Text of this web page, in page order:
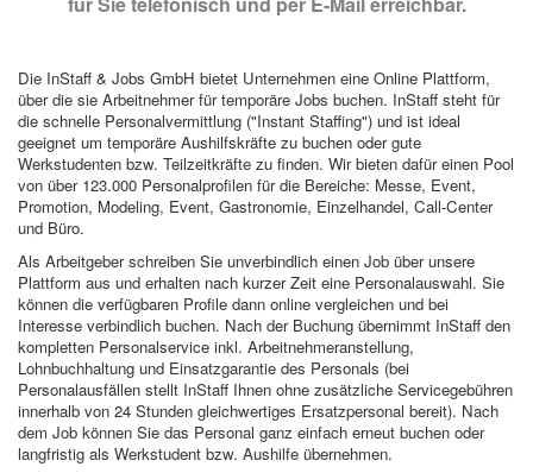
Die InStaff & Jobs GmbH bietet Unternehmen eine Online Plattform,
über die sie Arbeitnehmer für temporäre Jobs buchen. InStaff steht für
die schnelle Personalvermittlung ("Instant Staffing") und ist ideal
geeignet um temporäre Aushilfskräfte zu buchen oder gute
Werkstudenten bzw. Teilzeitkräfte zu finden. Wir bieten dafür einen Pool
von über 123.000 Personalprofilen für die Bereiche: Messe, Event,
Promotion, Modeling, Event, Gastronomie, Einzelhandel, Call-Center
und Büro.
Als Arbeitgeber schreiben Sie unverbindlich einen Job über unsere
Plattform aus und erhalten nach kurzer Zeit eine Personalauswahl. Sie
können die verfügbaren Profile dann online vergleichen und bei
Interesse verbindlich buchen. Nach der Buchung übernimmt InStaff den
kompletten Personalservice inkl. Arbeitnehmeranstellung,
Lohnbuchhaltung und Einsatzgarantie des Personals (bei
Personalausfällen stellt InStaff Ihnen ohne zusätzliche Servicegebühren
innerhalb von 24 Stunden gleichwertiges Ersatzpersonal bereit). Nach
dem Job können Sie das Personal ganz einfach erneut buchen oder
langfristig als Werkstudent bzw. Aushilfe übernehmen.